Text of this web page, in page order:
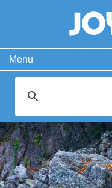
Menu
SPECIAL
よくある質問
FAQ
会社概要 免責事項・サイ
8/2(土)・3(
キャスティ